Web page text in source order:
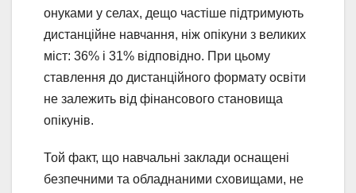
онуками у селах, дещо частіше підтримують
дистанційне навчання, ніж опікуни з великих
міст: 36% і 31% відповідно. При цьому
ставлення до дистанційного формату освіти
не залежить від фінансового становища
опікунів.
Той факт, що навчальні заклади оснащені
безпечними та обладнаними сховищами, не